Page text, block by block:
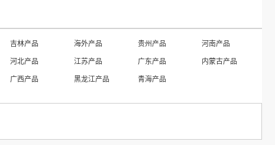
吉林产品 海外产品 贵州产品 河南产品
河北产品 江苏产品 广东产品 内蒙古产品
广西产品 黑龙江产品 青海产品